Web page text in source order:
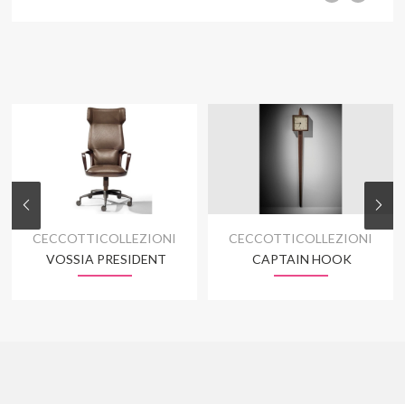
CECCOTTICOLLEZIONI
VOSSIA PRESIDENT
CECCOTTICOLLEZIONI
CAPTAIN HOOK